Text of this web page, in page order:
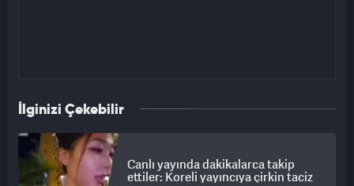
İlginizi Çekebilir
Canlı yayında dakikalarca takip
ettiler: Koreli yayıncıya çirkin taciz